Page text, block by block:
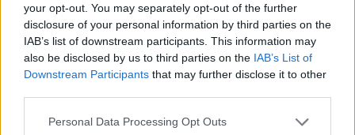
your opt-out. You may separately opt-out of the further
disclosure of your personal information by third parties on the
IAB’s list of downstream participants. This information may
also be disclosed by us to third parties on the IAB’s List of
Downstream Participants that may further disclose it to other
Please note that this website/app uses one or more Google
Personal Data Processing Opt Outs
Cómo elegir una carrera STEAM: perfiles